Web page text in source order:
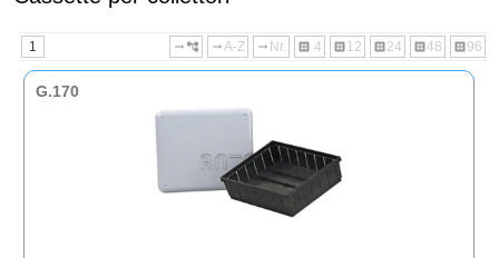
1 dataset96
dataset48
dataset24
dataset12
dataset 4
arrow_right_alt Nr.
arrow_right_altA-Z
arrow_right_alt account_tree
G.170